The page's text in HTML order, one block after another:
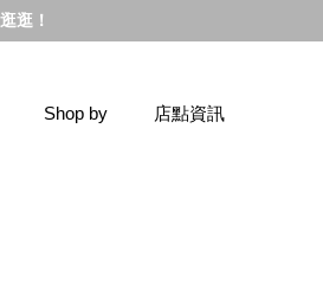
逛！
Shop by 店點資訊